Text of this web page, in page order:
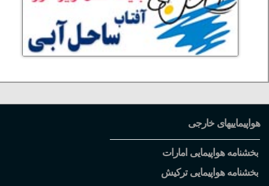
هواپیماییهای خارجی
بخشنامه هواپیمایی امارات
بخشنامه هواپیمایی ترکیش